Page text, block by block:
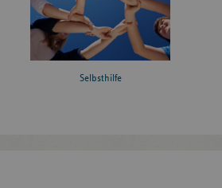
Selbsthilfe